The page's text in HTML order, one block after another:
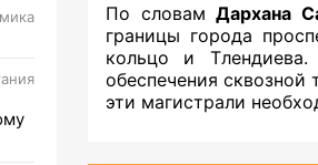
По словам Дархана
границы города
кольцо и
обеспечения сквозной
эти магистрали